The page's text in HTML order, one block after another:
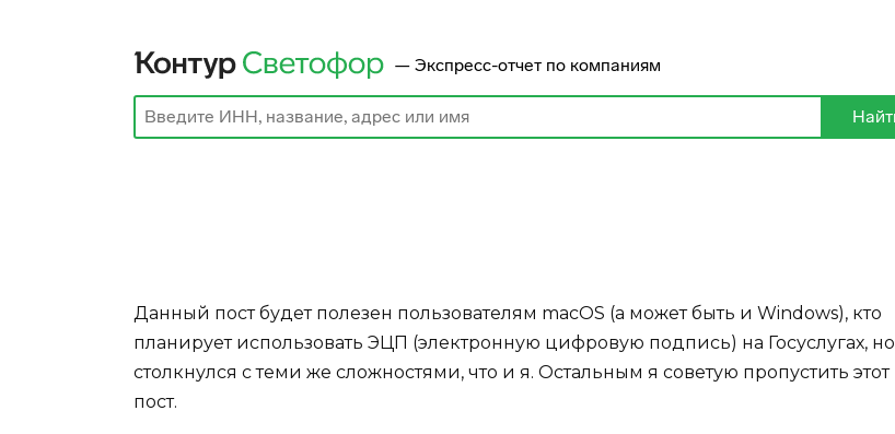
Данный пост будет полезен пользователям macOS (а может быть и Windows), кто
планирует использовать ЭЦП (электронную цифровую подпись) на Госуслугах, но
столкнулся с теми же сложностями, что и я. Остальным я советую пропустить этот
пост.